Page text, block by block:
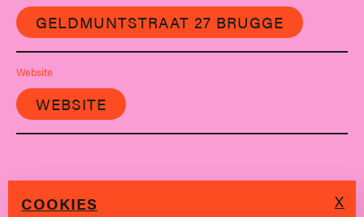
GELDMUNTSTRAAT 27 BRUGGE
Website
WEBSITE
COOKIES X